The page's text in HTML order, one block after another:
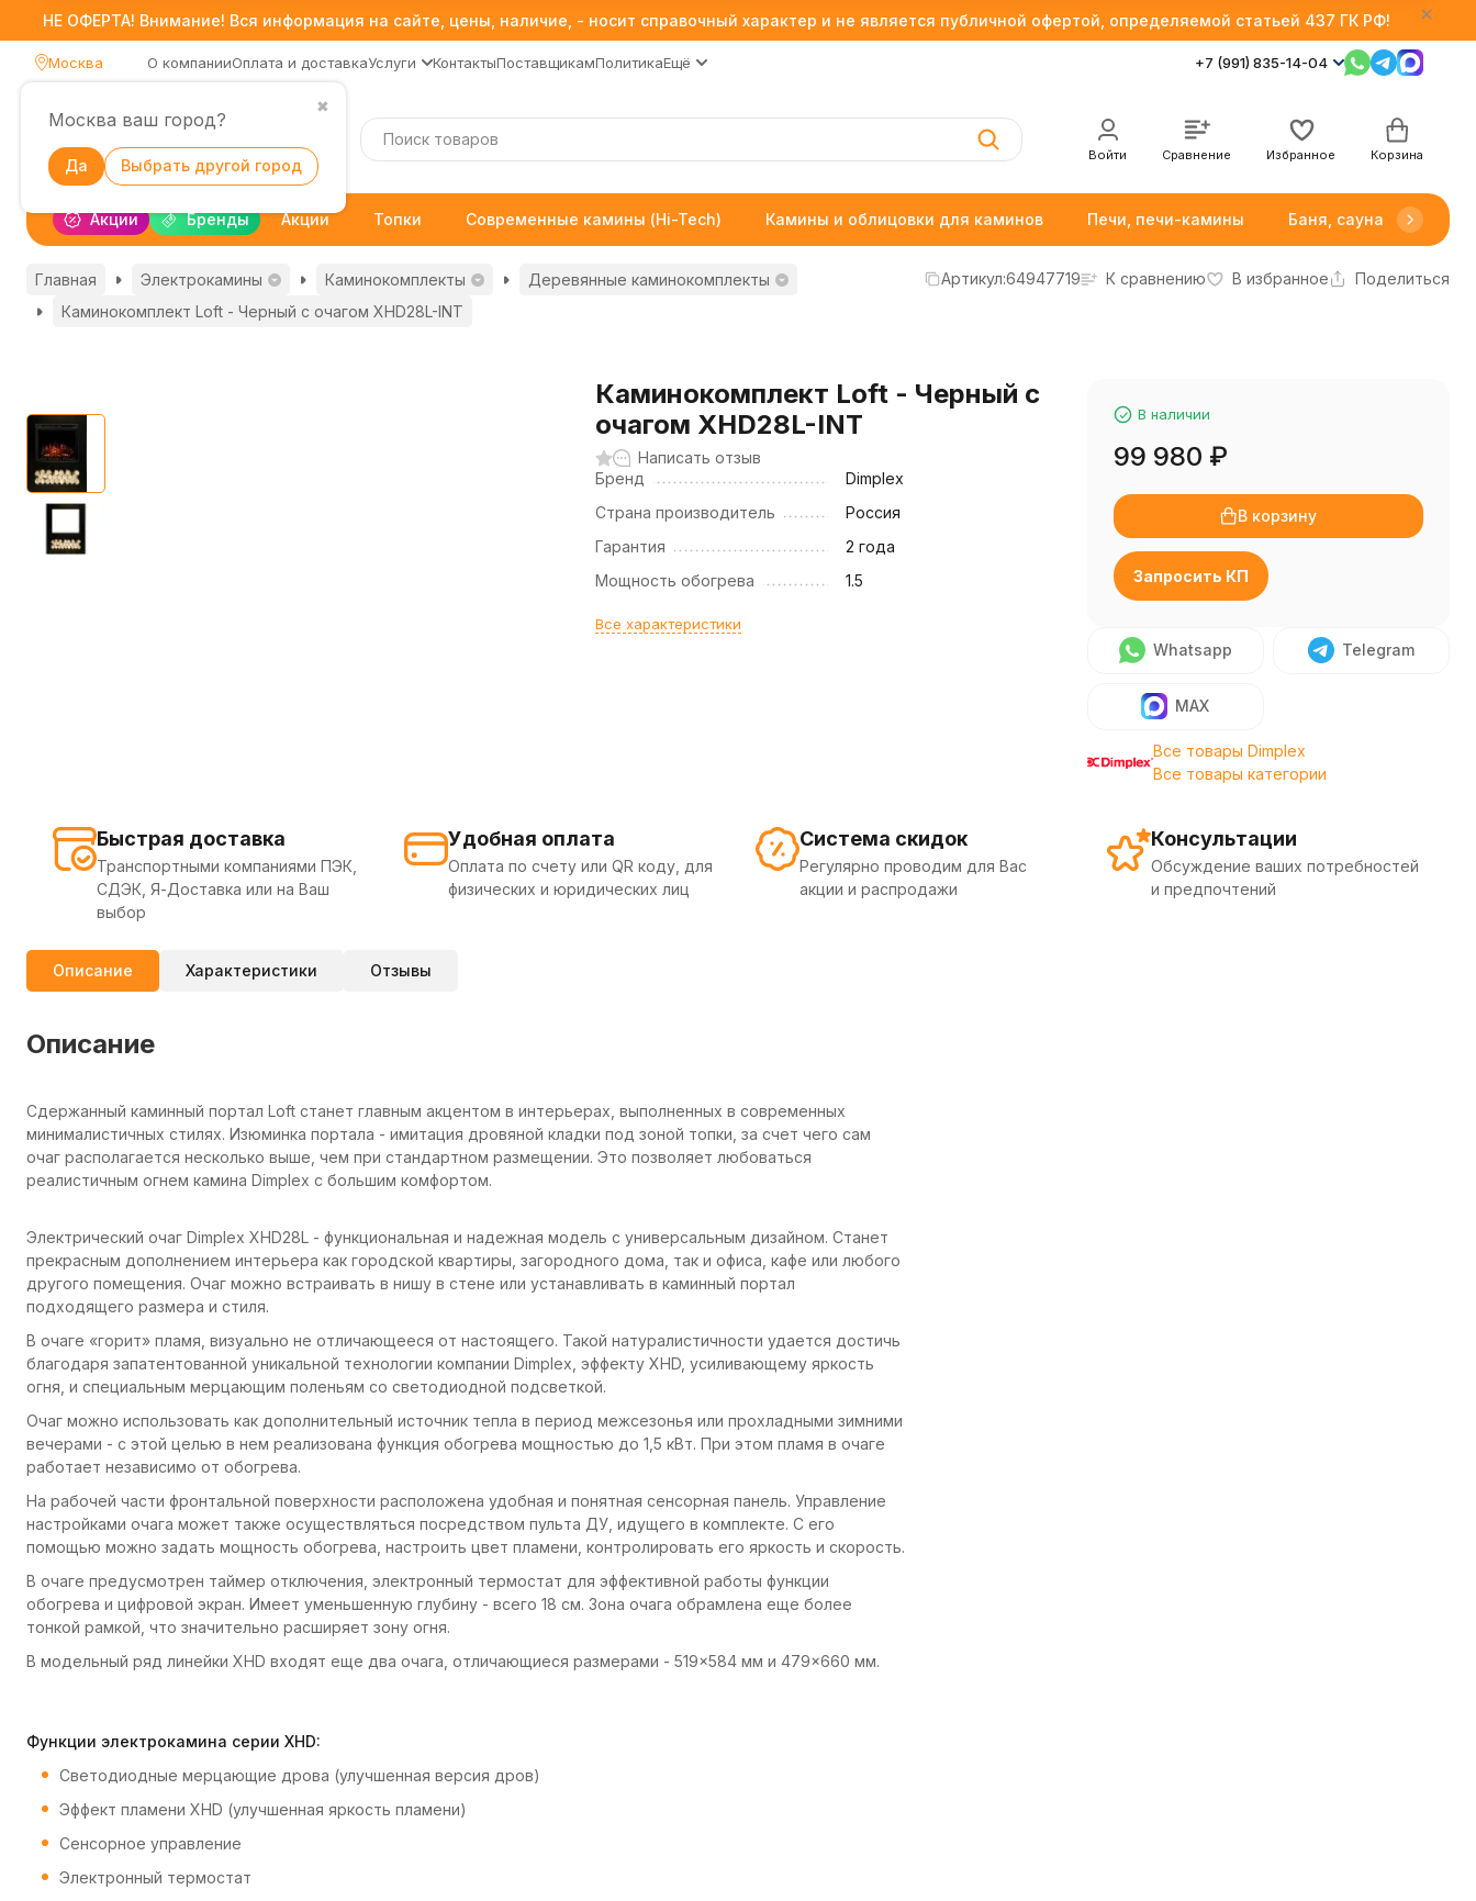
НЕ ОФЕРТА! Внимание! Вся информация на сайте, цены, наличие, - носит справочный характер и не является публичной офертой, определяемой статьей 437 ГК РФ!
Москва
✖
Москва ваш город?
Да Выбрать другой город
О компанииОплата и доставкаУслуги КонтактыПоставщикамПолитикаЕщё +7 (991) 835-14-04
Войти Сравнение Избранное Корзина
Акции Бренды Акции Топки Современные камины (Hi-Tech) Камины и облицовки для каминов Печи, печи-камины Баня, сауна
Главная Электрокамины Каминокомплекты
Деревянные каминокомплекты
Каминокомплект Loft - Черный с очагом XHD28L-INT
Артикул:64947719 К сравнению В избранное Поделиться
Каминокомплект Loft - Черный с
очагом XHD28L-INT
Написать отзыв
Бренд
Dimplex
Страна производитель
Россия
Гарантия
2 года
Мощность обогрева
1.5
Все характеристики
В наличии
99 980 ₽
В корзину
Запросить КП
Whatsapp Telegram
MAX
Все товары Dimplex
Все товары категории
Быстрая доставка
Транспортными компаниями ПЭК,
СДЭК, Я-Доставка или на Ваш
выбор
Удобная оплата
Оплата по счету или QR коду, для
физических и юридических лиц
Система скидок
Регулярно проводим для Вас
акции и распродажи
Консультации
Обсуждение ваших потребностей
и предпочтений
Описание Характеристики Отзывы
Описание
Сдержанный каминный портал Loft станет главным акцентом в интерьерах, выполненных в современных
минималистичных стилях. Изюминка портала - имитация дровяной кладки под зоной топки, за счет чего сам
очаг располагается несколько выше, чем при стандартном размещении. Это позволяет любоваться
реалистичным огнем камина Dimplex с большим комфортом.
Электрический очаг Dimplex XHD28L - функциональная и надежная модель с универсальным дизайном. Станет
прекрасным дополнением интерьера как городской квартиры, загородного дома, так и офиса, кафе или любого
другого помещения. Очаг можно встраивать в нишу в стене или устанавливать в каминный портал
подходящего размера и стиля.
В очаге «горит» пламя, визуально не отличающееся от настоящего. Такой натуралистичности удается достичь
благодаря запатентованной уникальной технологии компании Dimplex, эффекту XHD, усиливающему яркость
огня, и специальным мерцающим поленьям со светодиодной подсветкой.
Очаг можно использовать как дополнительный источник тепла в период межсезонья или прохладными зимними
вечерами - с этой целью в нем реализована функция обогрева мощностью до 1,5 кВт. При этом пламя в очаге
работает независимо от обогрева.
На рабочей части фронтальной поверхности расположена удобная и понятная сенсорная панель. Управление
настройками очага может также осуществляться посредством пульта ДУ, идущего в комплекте. С его
помощью можно задать мощность обогрева, настроить цвет пламени, контролировать его яркость и скорость.
В очаге предусмотрен таймер отключения, электронный термостат для эффективной работы функции
обогрева и цифровой экран. Имеет уменьшенную глубину - всего 18 см. Зона очага обрамлена еще более
тонкой рамкой, что значительно расширяет зону огня.
В модельный ряд линейки XHD входят еще два очага, отличающиеся размерами - 519×584 мм и 479×660 мм.
Функции электрокамина серии XHD:
Светодиодные мерцающие дрова (улучшенная версия дров)
Эффект пламени XHD (улучшенная яркость пламени)
Сенсорное управление
Электронный термостат